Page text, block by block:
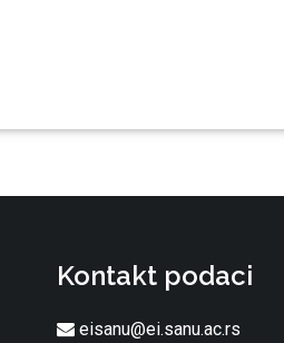
Kontakt podaci
eisanu@ei.sanu.ac.rs